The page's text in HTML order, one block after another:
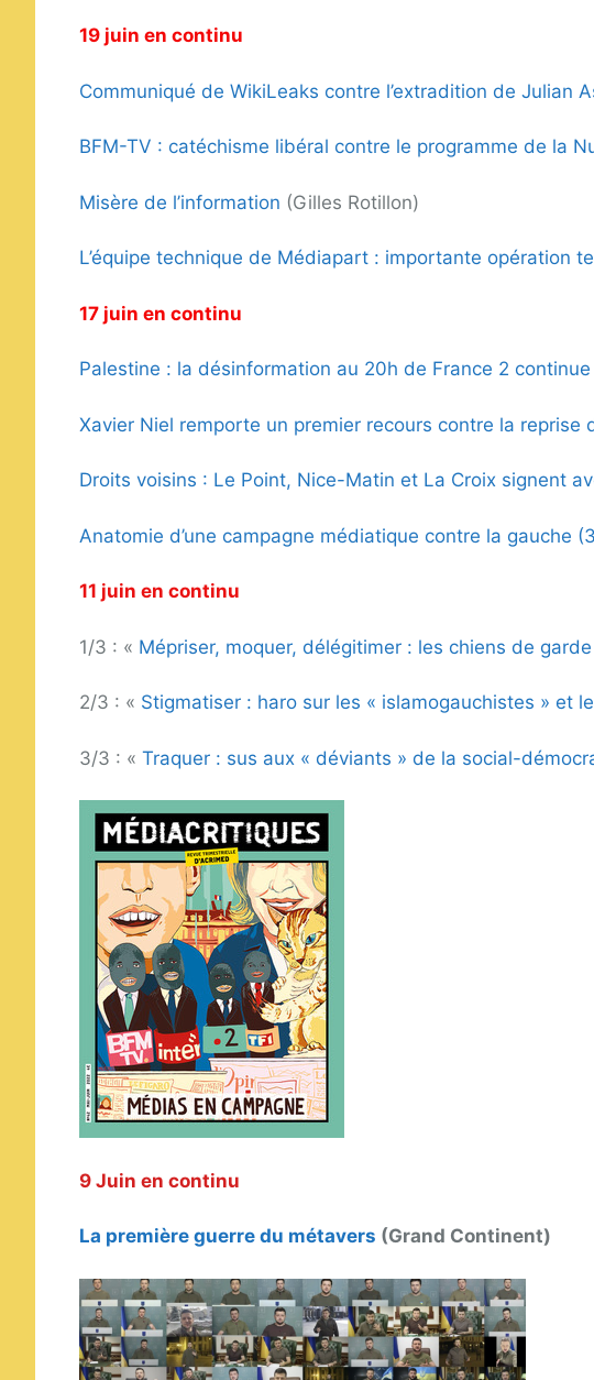
19 juin en continu
Communiqué de WikiLeaks contre l’extradition de Julian
BFM-TV : catéchisme libéral contre le programme de la
Misère de l’information (Gilles Rotillon)
L’équipe technique de Médiapart : importante opération
17 juin en continu
Palestine : la désinformation au 20h de France 2 continue
Xavier Niel remporte un premier recours contre la reprise
Droits voisins : Le Point, Nice-Matin et La Croix signent
Anatomie d’une campagne médiatique contre la gauche
11 juin en continu
1/3 : « Mépriser, moquer, délégitimer : les chiens de
2/3 : « Stigmatiser : haro sur les « islamogauchistes » et
3/3 : « Traquer : sus aux « déviants » de la social-
9 Juin en continu
La première guerre du métavers (Grand Continent)